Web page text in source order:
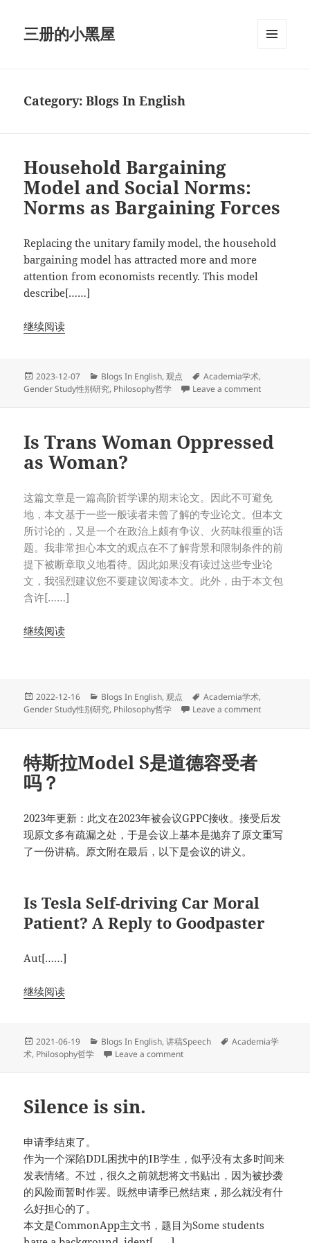
三册的小黑屋
Category:Blogs In English
Household Bargaining
Model and Social Norms:
Norms as Bargaining Forces
Replacing the unitary family model, the household
bargaining model has attracted more and more
attention from economists recently. This model
describe[……]
继续阅读
Posted
on
2023-12-07 Categories
Blogs In English,观点 Tags
Academia学术,
Gender Study性别研究, Philosophy哲学 Leave a commenton
Is Trans Woman Oppressed
as Woman?
这篇文章是一篇高阶哲学课的期末论文。因此不可避免
地，本文基于一些一般读者未曾了解的专业论文。但本文
所讨论的，又是一个在政治上颇有争议、火药味很重的话
题。我非常担心本文的观点在不了解背景和限制条件的前
提下被断章取义地看待。因此如果没有读过这些专业论
文，我强烈建议您不要建议阅读本文。此外，由于本文包
含许[……]
继续阅读
Posted
on
2022-12-16 Categories
Blogs In English,观点 Tags
Academia学术,
Gender Study性别研究, Philosophy哲学 Leave a commenton Is Trans
特斯拉Model S是道德容受者
吗？
2023年更新：此文在2023年被会议GPPC接收。接受后发
现原文多有疏漏之处，于是会议上基本是抛弃了原文重写
了一份讲稿。原文附在最后，以下是会议的讲义。
Is Tesla Self-driving Car Moral
Patient? A Reply to Goodpaster
Aut[……]
继续阅读
Posted
on
2021-06-19 Categories
Blogs In English,讲稿Speech Tags
Academia学
术, Philosophy哲学 Leave a commenton 特斯拉Model S是道德容受者
Silence is sin.
申请季结束了。
作为一个深陷DDL困扰中的IB学生，似乎没有太多时间来
发表情绪。不过，很久之前就想将文书贴出，因为被抄袭
的风险而暂时作罢。既然申请季已然结束，那么就没有什
么好担心的了。
本文是CommonApp主文书，题目为Some students